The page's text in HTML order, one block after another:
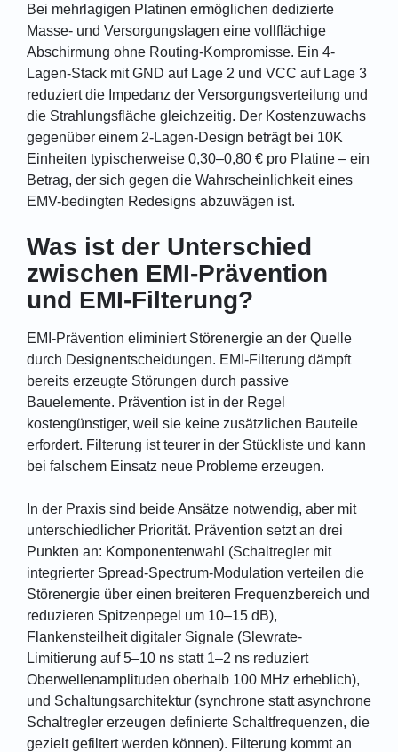
Bei mehrlagigen Platinen ermöglichen dedizierte
Masse- und Versorgungslagen eine vollflächige
Abschirmung ohne Routing-Kompromisse. Ein 4-
Lagen-Stack mit GND auf Lage 2 und VCC auf Lage 3
reduziert die Impedanz der Versorgungsverteilung und
die Strahlungsfläche gleichzeitig. Der Kostenzuwachs
gegenüber einem 2-Lagen-Design beträgt bei 10K
Einheiten typischerweise 0,30–0,80 € pro Platine – ein
Betrag, der sich gegen die Wahrscheinlichkeit eines
EMV-bedingten Redesigns abzuwägen ist.
Was ist der Unterschied
zwischen EMI-Prävention
und EMI-Filterung?
EMI-Prävention eliminiert Störenergie an der Quelle
durch Designentscheidungen. EMI-Filterung dämpft
bereits erzeugte Störungen durch passive
Bauelemente. Prävention ist in der Regel
kostengünstiger, weil sie keine zusätzlichen Bauteile
erfordert. Filterung ist teurer in der Stückliste und kann
bei falschem Einsatz neue Probleme erzeugen.
In der Praxis sind beide Ansätze notwendig, aber mit
unterschiedlicher Priorität. Prävention setzt an drei
Punkten an: Komponentenwahl (Schaltregler mit
integrierter Spread-Spectrum-Modulation verteilen die
Störenergie über einen breiteren Frequenzbereich und
reduzieren Spitzenpegel um 10–15 dB),
Flankensteilheit digitaler Signale (Slewrate-
Limitierung auf 5–10 ns statt 1–2 ns reduziert
Oberwellenamplituden oberhalb 100 MHz erheblich),
und Schaltungsarchitektur (synchrone statt asynchrone
Schaltregler erzeugen definierte Schaltfrequenzen, die
gezielt gefiltert werden können). Filterung kommt an